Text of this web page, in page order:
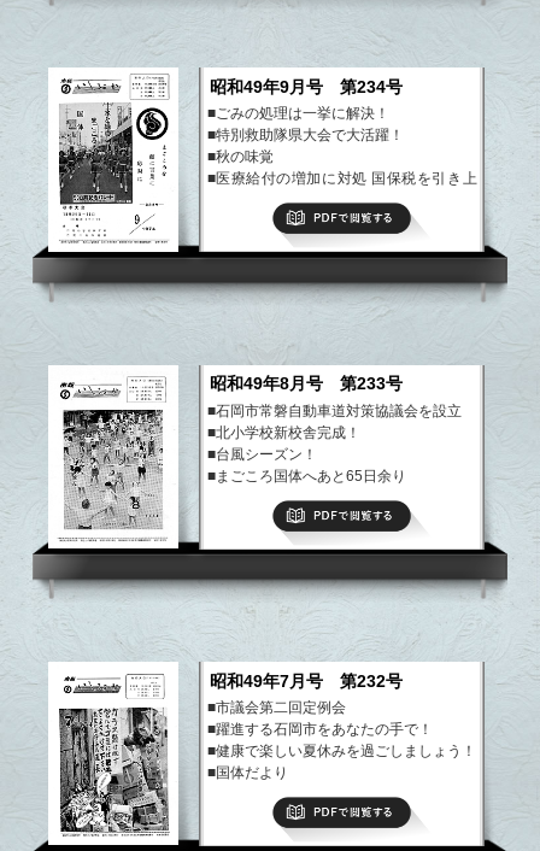
昭和49年9月号 第234号
■ごみの処理は一挙に解決！
■特別救助隊県大会で大活躍！
■秋の味覚
■医療給付の増加に対処 国保税を引き上
昭和49年8月号 第233号
■石岡市常磐自動車道対策協議会を設立
■北小学校新校舎完成！
■台風シーズン！
■まごころ国体へあと65日余り
PDFで閲覧する
昭和49年7月号 第232号
■市議会第二回定例会
■躍進する石岡市をあなたの手で！
■健康で楽しい夏休みを過ごしましょう！
■国体だより